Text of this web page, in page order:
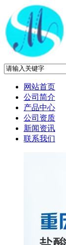
网站首页
公司简介
产品中心
公司资质
新闻资讯
联系我们